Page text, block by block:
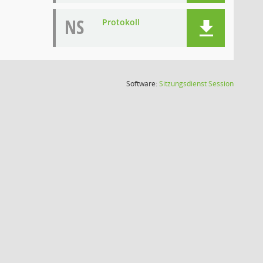
NS Protokoll
Software:SitzungsdienstSession(Wird in